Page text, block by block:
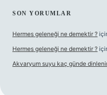
SON YORUMLAR
Hermes geleneği ne demektir ?
Hermes geleneği ne demektir ?
Akvaryum suyu kaç günde